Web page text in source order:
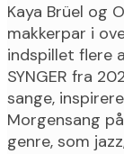
Kaya Brüel og
makkerpar i
indspillet flere
SYNGER fra
sange,
Morgensang
genre, som